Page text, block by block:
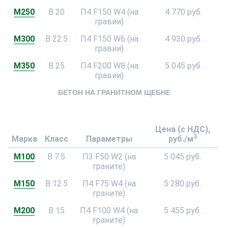
М250 В 20
П4 F150 W4 (на
гравии)
4 770 руб.
М300 В 22.5
П4 F150 W6 (на
гравии)
4 930 руб.
М350 В 25
П4 F200 W8 (на
гравии)
5 045 руб.
БЕТОН НА ГРАНИТНОМ ЩЕБНЕ
Марка Класс Параметры
Цена (с НДС),
руб./м3
М100 В 7.5
П3 F50 W2 (на
граните)
5 045 руб.
М150 В 12.5
П4 F75 W4 (на
граните)
5 280 руб.
М200 В 15
П4 F100 W4 (на
граните)
5 455 руб.